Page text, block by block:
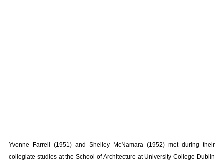
Yvonne Farrell (1951) and Shelley McNamara (1952) met during their
collegiate studies at the School of Architecture at University College Dublin